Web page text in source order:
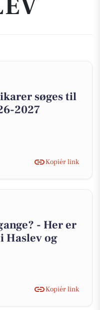
søges til
2027
Kopiér link
- Her er
Haslev og
Kopiér link